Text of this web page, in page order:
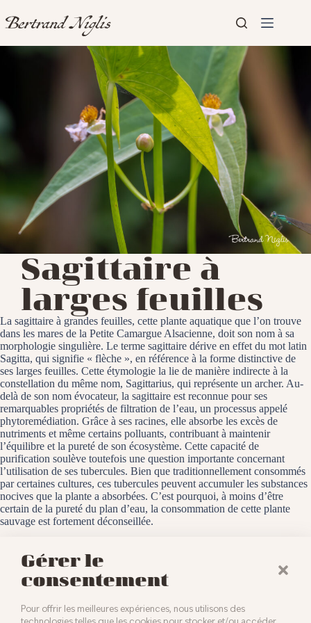
Gérer le
consentement
Pour offrir les meilleures expériences, nous utilisons des
au
contenu
Accueil
Présentation
Articles
Sagittaire à
larges feuilles
La sagittaire à grandes feuilles, cette plante aquatique que l’on trouve
dans les mares de la Petite Camargue Alsacienne, doit son nom à sa
morphologie singulière. Le terme sagittaire dérive en effet du mot latin
Sagitta, qui signifie « flèche », en référence à la forme distinctive de
ses larges feuilles. Cette étymologie la lie de manière indirecte à la
constellation du même nom, Sagittarius, qui représente un archer. Au-
delà de son nom évocateur, la sagittaire est reconnue pour ses
remarquables propriétés de filtration de l’eau, un processus appelé
phytoremédiation. Grâce à ses racines, elle absorbe les excès de
nutriments et même certains polluants, contribuant à maintenir
l’équilibre et la pureté de son écosystème. Cette capacité de
purification soulève toutefois une question importante concernant
l’utilisation de ses tubercules. Bien que traditionnellement consommés
par certaines cultures, ces tubercules peuvent accumuler les substances
nocives que la plante a absorbées. C’est pourquoi, à moins d’être
certain de la pureté du plan d’eau, la consommation de cette plante
sauvage est fortement déconseillée.